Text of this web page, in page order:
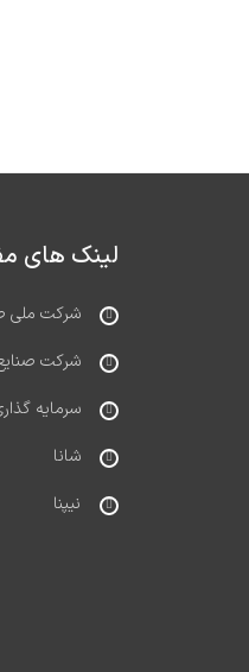
لینک های
شرکت ملی
شرکت
سرمایه
شانا
نیپنا